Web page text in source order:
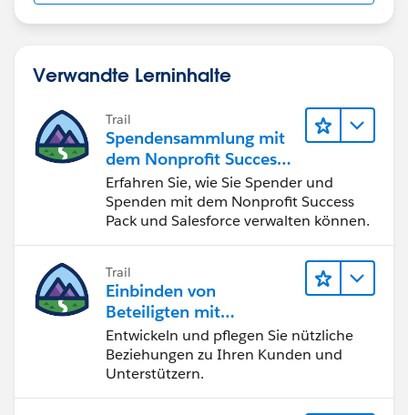
Verwandte Lerninhalte
Trail
Spendensammlung mit
dem Nonprofit Success
Pack
Erfahren Sie, wie Sie Spender und
Spenden mit dem Nonprofit Success
Pack und Salesforce verwalten können.
Trail
Einbinden von
Beteiligten mit
Nonprofit Success Pack
Entwickeln und pflegen Sie nützliche
Beziehungen zu Ihren Kunden und
Unterstützern.